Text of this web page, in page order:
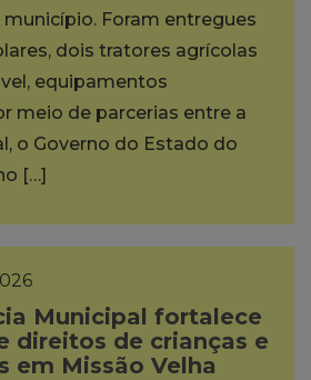
Foram entregues
dois tratores agrícolas
equipamentos
meio de parcerias entre a
o Governo do Estado do
[…]
Municipal fortalece
direitos de crianças e
em Missão Velha